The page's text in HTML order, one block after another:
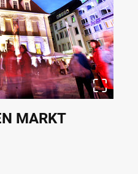
MARKT